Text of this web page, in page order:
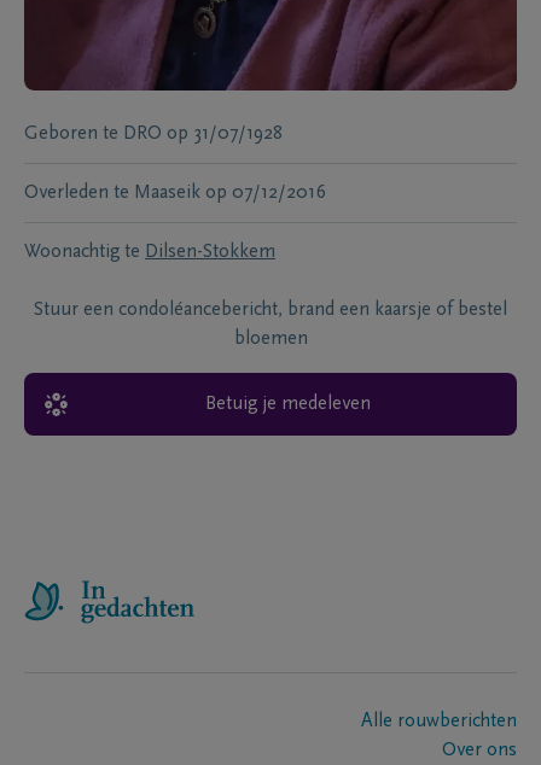
Geboren te DRO op 31/07/1928
Overleden te Maaseik op 07/12/2016
Woonachtig te Dilsen-Stokkem
Stuur een condoléancebericht, brand een kaarsje of bestel
bloemen
Betuig je medeleven
Alle rouwberichten
Over ons